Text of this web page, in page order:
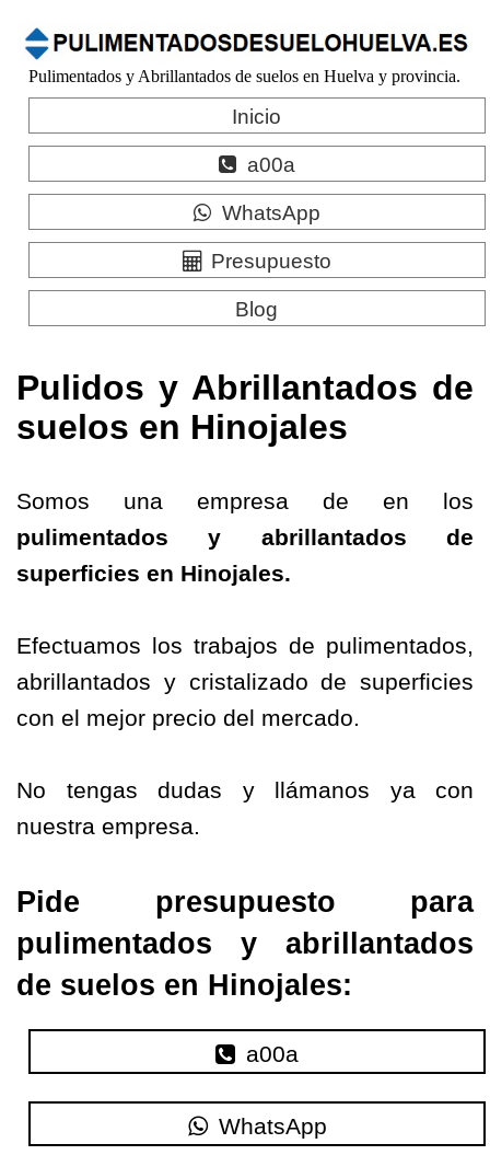
Pulimentados y Abrillantados de suelos en Huelva y provincia.
Inicio
a00a
WhatsApp
Presupuesto
Blog
Pulidos y Abrillantados de
suelos en Hinojales
Somos una empresa de en los
pulimentados y abrillantados de
superficies en Hinojales.
Efectuamos los trabajos de pulimentados,
abrillantados y cristalizado de superficies
con el mejor precio del mercado.
No tengas dudas y llámanos ya con
nuestra empresa.
Pide presupuesto para
pulimentados y abrillantados
de suelos en Hinojales:
a00a
WhatsApp